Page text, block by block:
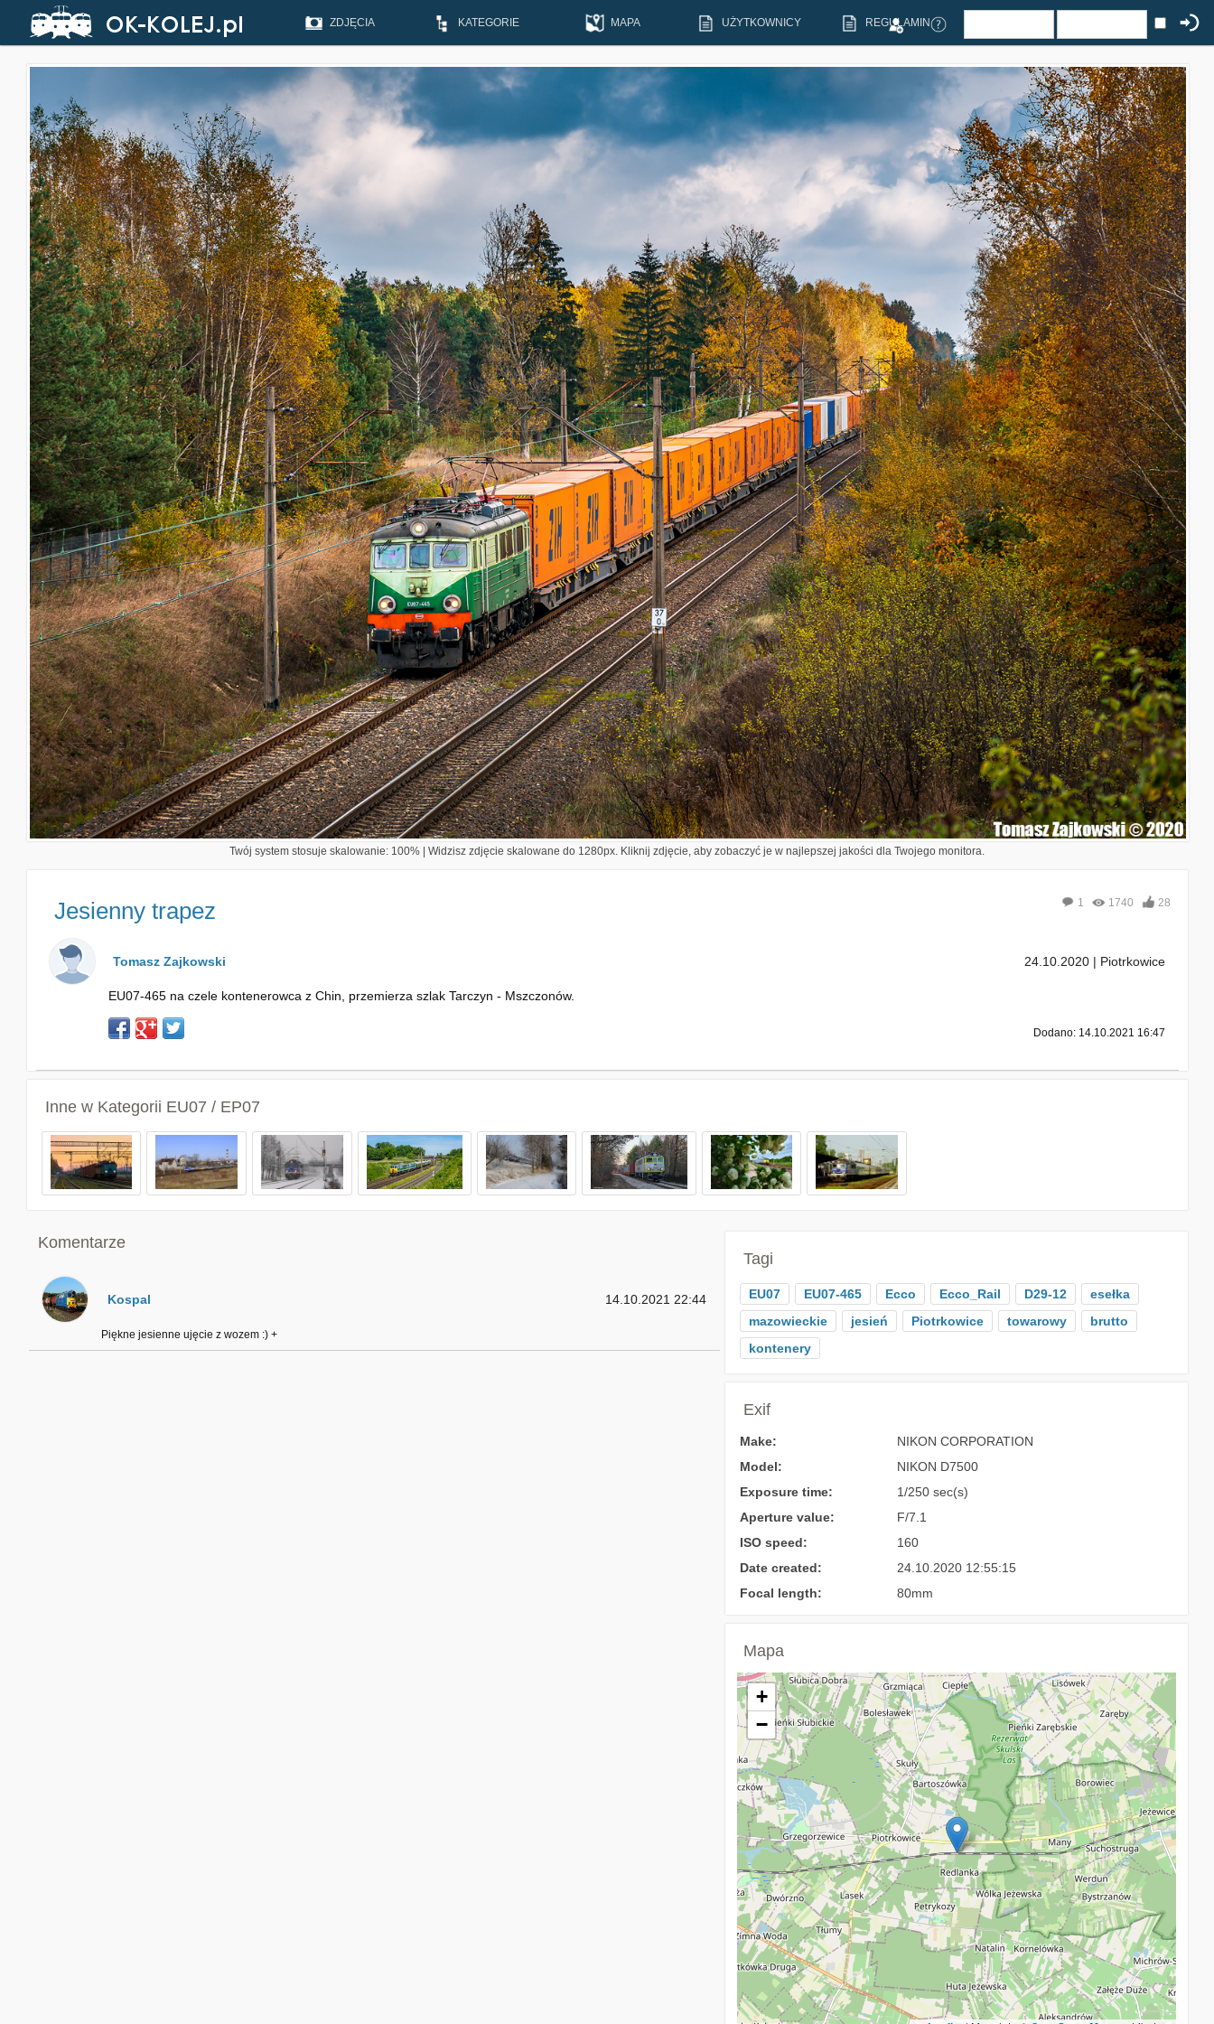
ZDJĘCIA KATEGORIE MAPA UŻYTKOWNICY REGULAMIN
Twój system stosuje skalowanie: 100% | Widzisz zdjęcie skalowane do 1280px. Kliknij zdjęcie, aby zobaczyć je w najlepszej jakości dla Twojego monitora.
Jesienny trapez 1 1740 28
Tomasz Zajkowski 24.10.2020 | Piotrkowice
EU07-465 na czele kontenerowca z Chin, przemierza szlak Tarczyn - Mszczonów.
Dodano: 14.10.2021 16:47
Inne w Kategorii EU07 / EP07
Komentarze
Kospal 14.10.2021 22:44
Piękne jesienne ujęcie z wozem :) +
Tagi
EU07 EU07-465 Ecco Ecco_Rail D29-12
esełka
mazowieckie
jesień Piotrkowice towarowy
brutto
kontenery
Exif
Make:
NIKON CORPORATION
Model:
NIKON D7500
Exposure time:
1/250 sec(s)
Aperture value:
F/7.1
ISO speed:
160
Date created:
24.10.2020 12:55:15
Focal length:
80mm
Mapa
+
−